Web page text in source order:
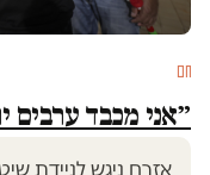
חם
״אני מכבד ערבים
אזרח ניגש לניידת